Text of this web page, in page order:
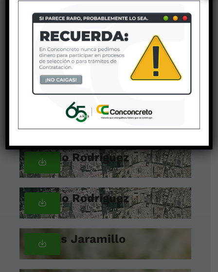
Spokespersons Projects Events
Brands
Mansur Aljure
Mansur Aljure
Ricardo Rodriguez
Ricardo Rodriguez
Nicolas Jaramillo